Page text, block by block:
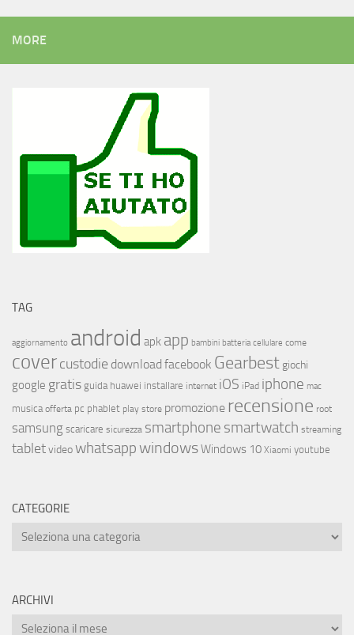
MORE
TAG
aggiornamento android apk app bambini batteria cellulare come
covercustodie download facebook Gearbest giochi
google gratis guida huawei installare internet iOS iPad iphone mac
musica offerta pc phablet play store promozione recensione root
samsungscaricare sicurezza smartphone smartwatch streaming
tabletvideowhatsappwindowsWindows 10 Xiaomi youtube
CATEGORIE
ARCHIVI